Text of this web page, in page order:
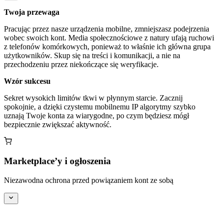
Twoja przewaga
Pracując przez nasze urządzenia mobilne, zmniejszasz podejrzenia
wobec swoich kont. Media społecznościowe z natury ufają ruchowi
z telefonów komórkowych, ponieważ to właśnie ich główna grupa
użytkowników. Skup się na treści i komunikacji, a nie na
przechodzeniu przez niekończące się weryfikacje.
Wzór sukcesu
Sekret wysokich limitów tkwi w płynnym starcie. Zacznij
spokojnie, a dzięki czystemu mobilnemu IP algorytmy szybko
uznają Twoje konta za wiarygodne, po czym będziesz mógł
bezpiecznie zwiększać aktywność.
Marketplace’y i ogłoszenia
Niezawodna ochrona przed powiązaniem kont ze sobą